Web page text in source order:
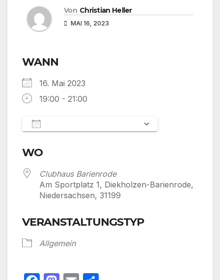
Von Christian Heller
MAI 16, 2023
WANN
16. Mai 2023
19:00 - 21:00
WO
Clubhaus Barienrode
Am Sportplatz 1, Diekholzen-Barienrode,
Niedersachsen, 31199
VERANSTALTUNGSTYP
Allgemein